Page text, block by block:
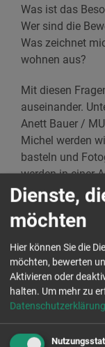
Was ist das
Wer sind die
Was zeichnet
wohnen aus?
Mit diesen
auseinander.
Anett Bauer /
Michel werden
basteln und
werden in einer
Teilnehmen
Sebnitzer von
Termin:
Zeit: 09:30 –
Ort: Aktion
01855 Sebnitz
Dienste,
möchten
Hier können Sie die
möchten, bewerten
Aktivieren oder
halten. Um mehr zu
Datenschutzerklärung